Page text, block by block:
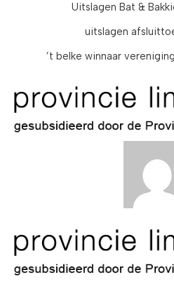
Uitslagen Bat &
uitslagen
’t belke winnaar